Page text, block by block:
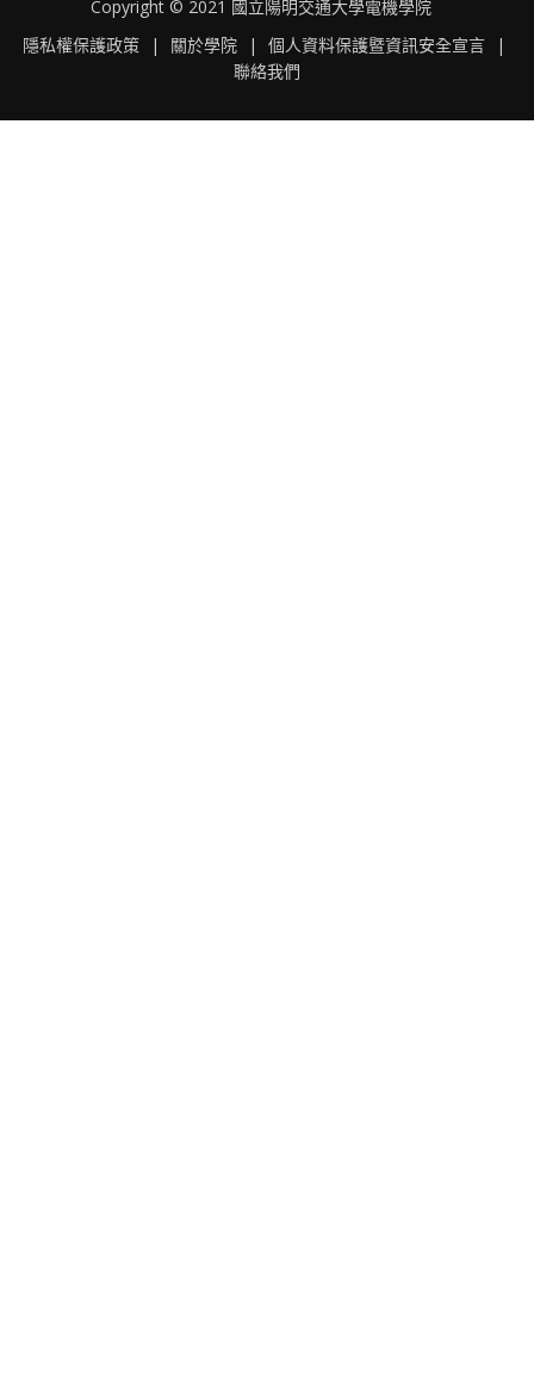
Copyright © 2021 國立陽明交通大學電機學院
隱私權保護政策
| 關於學院 | 個人資料保護暨資訊安全宣言
|
聯絡我們